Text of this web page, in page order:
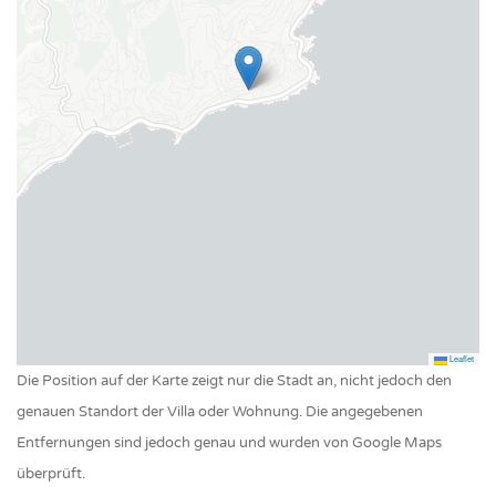
Ein kleiner Hund kann auf Anfrage akzeptiert werden.
Die Villa ist auch mit 4 Schlafzimmern für 8 Personen
buchbar – siehe Referenz 1486368. Die beiden zusätzlichen
Zimmer bleiben geschlossen, wenn für 4 Personen gebucht
Details zu Zusatzkosten, Haustieren und weiteren
Leaflet
Die Position auf der Karte zeigt nur die Stadt an, nicht jedoch den
genauen Standort der Villa oder Wohnung. Die angegebenen
Entfernungen sind jedoch genau und wurden von Google Maps
überprüft.